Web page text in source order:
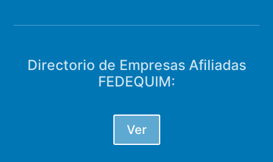
Directorio de Empresas Afiliadas
FEDEQUIM:
Ver